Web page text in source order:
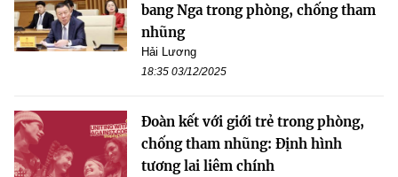
bang Nga trong phòng, chống tham
nhũng
Hải Lương
18:35 03/12/2025
Đoàn kết với giới trẻ trong phòng,
chống tham nhũng: Định hình
tương lai liêm chính